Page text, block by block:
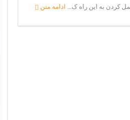
کردن به این راه ک... ادامه متن